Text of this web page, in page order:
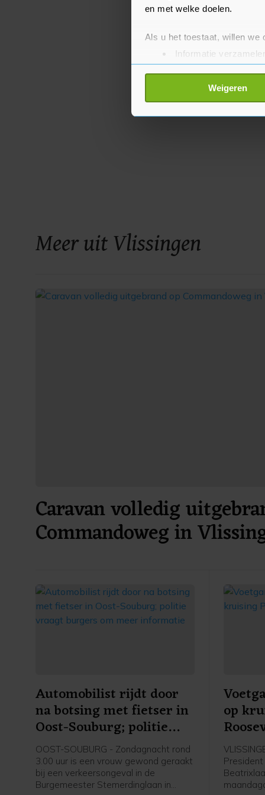
en met welke doelen.
Als u het toestaat, willen we
Informatie
Uw apparaat
Lees meer over hoe uw
toestemming op elk moment
Weigeren
Meer uit Vlissingen
Caravan volledig
Commandoweg in
Automobilist rijdt door
na botsing met fietser in
Oost-Souburg; politie
vraagt burgers om meer
informatie
OOST-SOUBURG - Zondagnacht rond
3.00 uur is een vrouw gewond geraakt
bij een verkeersongeval in de
Burgemeester Stemerdinglaan in
op